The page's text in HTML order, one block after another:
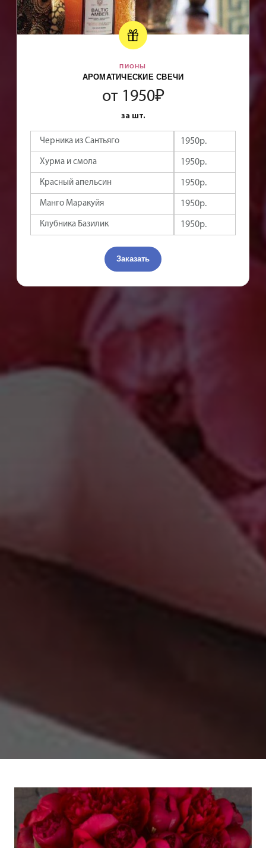
ВОЗДУШНЫЕ ШАРЫ
от 250₽
за шт.
Любой цвет 9 шаров 2250 р.
Любой цвет 15 шаров 3750 р.
Любой цвет 25 шаров 5250 р.
Любой цвет 51 шар 8950 р.
Любой цвет 101 шар 14950 р.
Заказать